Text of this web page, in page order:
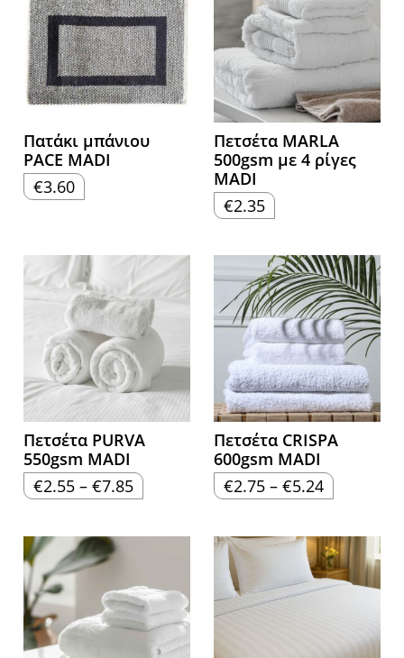
Πατάκι μπάνιου
PACE MADI
€3.60
Πετσέτα MARLA
500gsm με 4 ρίγες
MADI
€2.35
Πετσέτα PURVA
550gsm MADI
€2.55 – €7.85Price
range:
€7.85
Πετσέτα CRISPA
600gsm MADI
€2.75 – €5.24 Price
range:
€5.24